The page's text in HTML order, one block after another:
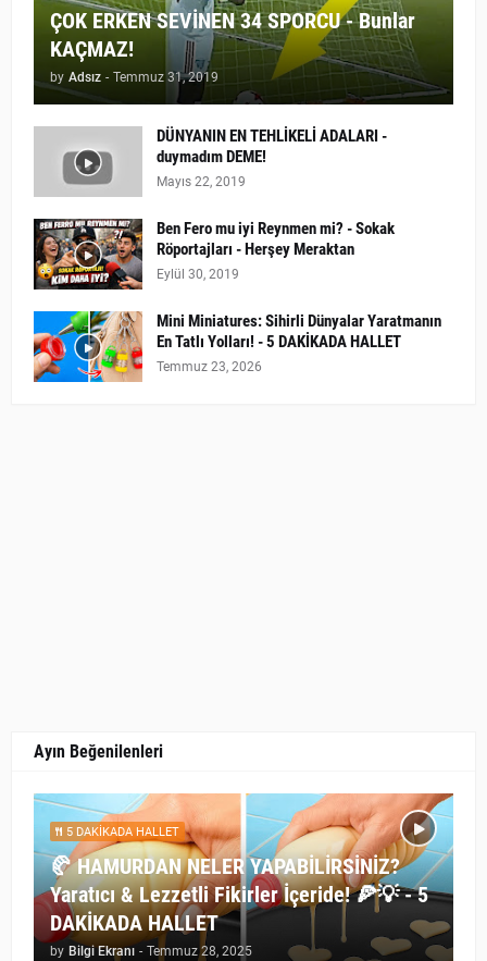
ÇOK ERKEN SEVİNEN 34 SPORCU - Bunlar
KAÇMAZ!
by Adsız - Temmuz 31, 2019
DÜNYANIN EN TEHLİKELİ ADALARI -
duymadım DEME!
Mayıs 22, 2019
Ben Fero mu iyi Reynmen mi? - Sokak
Röportajları - Herşey Meraktan
Eylül 30, 2019
Mini Miniatures: Sihirli Dünyalar Yaratmanın
En Tatlı Yolları! - 5 DAKİKADA HALLET
Temmuz 23, 2026
Ayın Beğenilenleri
5 DAKİKADA HALLET
🥐 HAMURDAN NELER YAPABİLİRSİNİZ?
Yaratıcı & Lezzetli Fikirler İçeride! 🍕💡 - 5
DAKİKADA HALLET
by Bilgi Ekranı - Temmuz 28, 2025